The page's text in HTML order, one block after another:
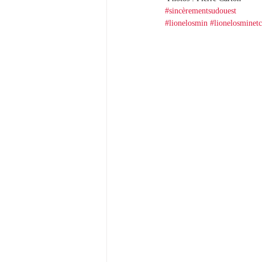
#sincèrementsudouest
#lionelosmin